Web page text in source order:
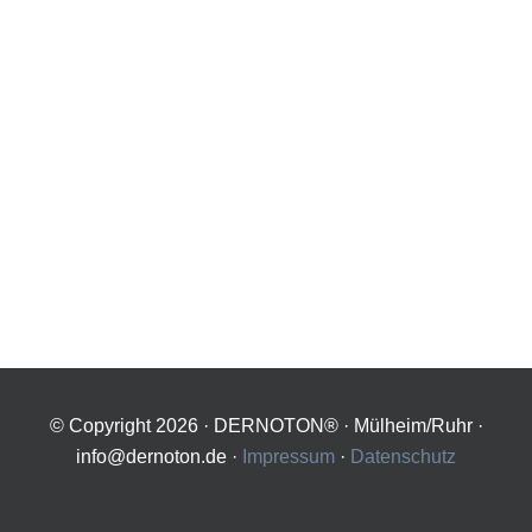
© Copyright 2026 · DERNOTON® · Mülheim/Ruhr ·
info@dernoton.de · Impressum · Datenschutz